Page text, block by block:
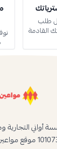
طلب
القادمة
أواني